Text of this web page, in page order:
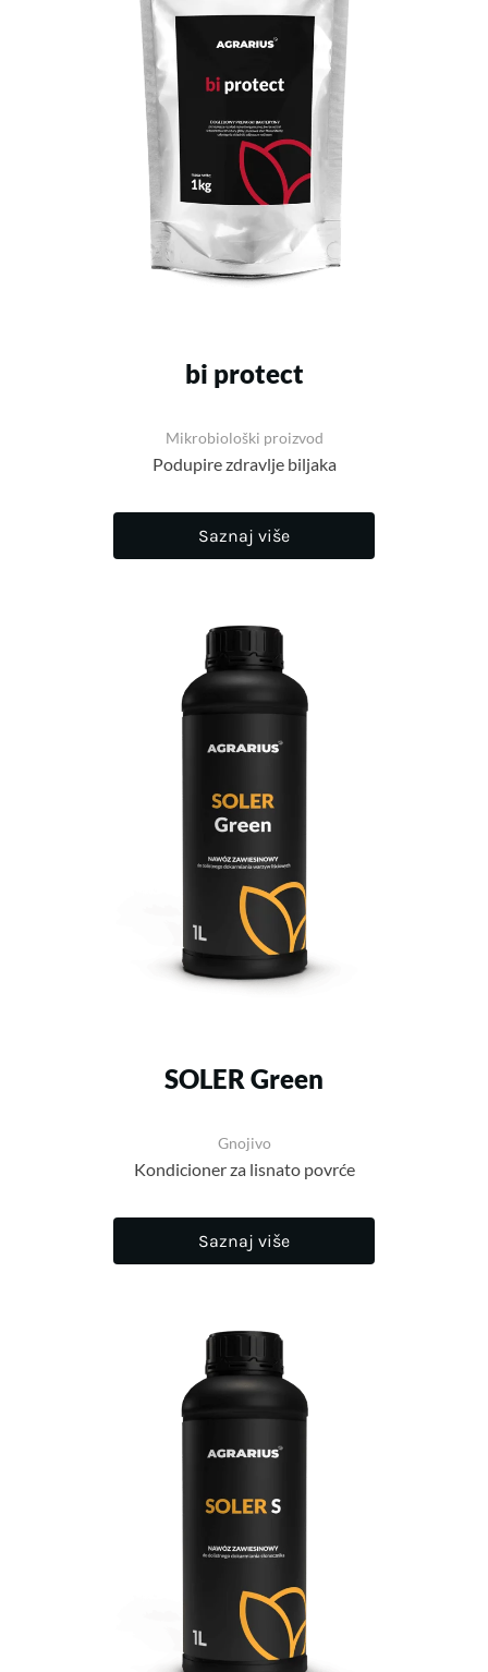
bi protect
Mikrobiološki proizvod
Podupire zdravlje biljaka
Saznaj više
SOLER Green
Gnojivo
Kondicioner za lisnato povrće
Saznaj više